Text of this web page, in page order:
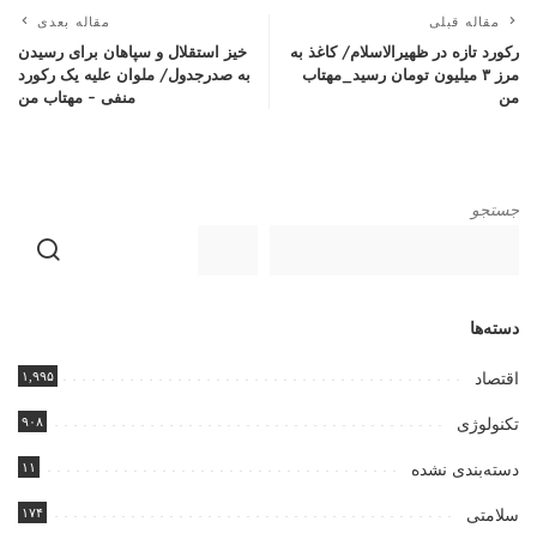
مقاله قبلی
رکورد تازه در ظهیرالاسلام/ کاغذ به
مرز ۳ میلیون تومان رسید_مهتاب
من
مقاله بعدی
خیز استقلال و سپاهان برای رسیدن
به صدرجدول/ ملوان علیه یک رکورد
منفی – مهتاب من
جستجو
دسته‌ها
اقتصاد ۱,۹۹۵
تکنولوژی ۹۰۸
دسته‌بندی نشده ۱۱
سلامتی ۱۷۴